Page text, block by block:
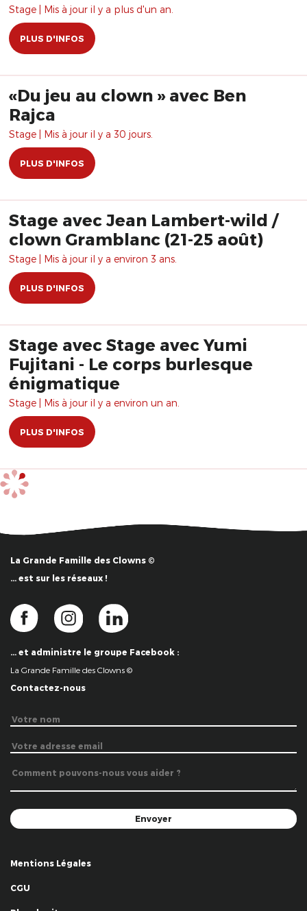
Stage | Mis à jour il y a plus d'un an.
PLUS D'INFOS
«Du jeu au clown » avec Ben
Rajca
Stage | Mis à jour il y a 30 jours.
PLUS D'INFOS
Stage avec Jean Lambert-wild /
clown Gramblanc (21-25 août)
Stage | Mis à jour il y a environ 3 ans.
PLUS D'INFOS
Stage avec Stage avec Yumi
Fujitani - Le corps burlesque
énigmatique
Stage | Mis à jour il y a environ un an.
PLUS D'INFOS
La Grande Famille des Clowns ©
… est sur les réseaux !
… et administre le groupe Facebook :
La Grande Famille des Clowns ©
Contactez-nous
Mentions Légales
CGU